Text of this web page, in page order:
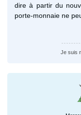
dire à partir du
porte-monnaie ne
Je suis